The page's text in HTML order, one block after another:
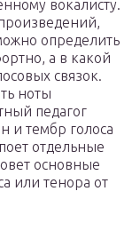
вокалисту.
определить
а в какой
связок.
ноты
педагог
и тембр голоса
отдельные
основные
или тенора от